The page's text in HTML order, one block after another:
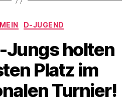
Kategorien
D-JUGEND
Jungs holten
Platz im
Turnier!